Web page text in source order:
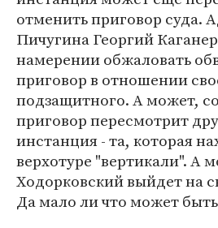
отменить приговор суда.
Пичугина Георгий
намерении обжаловать
приговор в отношении
подзащитного. А может,
приговор пересмотрит
инстанция - та, которая
верхотуре "вертикали". А
Ходорковский выйдет на
Да мало ли что может